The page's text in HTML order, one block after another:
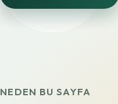
NEDEN BU SAYFA